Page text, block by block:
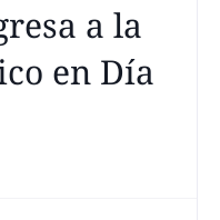
a la
en Día